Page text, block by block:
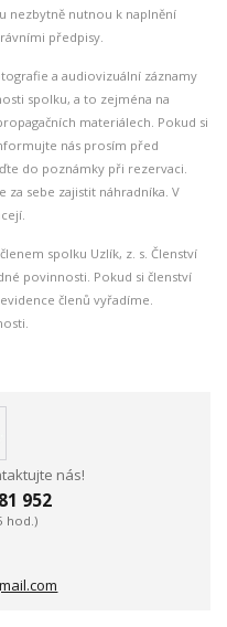
nezbytně nutnou k naplnění
předpisy.
a audiovizuální záznamy
spolku, a to zejména na
materiálech. Pokud si
nás prosím před
do poznámky při rezervaci.
za sebe zajistit náhradníka. V
spolku Uzlík, z. s. Členství
povinnosti. Pokud si členství
členů vyřadíme.
nás!
952
hod.)